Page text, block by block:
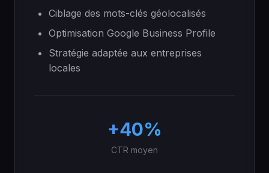
Ciblage des mots-clés géolocalisés
Optimisation Google Business Profile
Stratégie adaptée aux entreprises
locales
+40%
CTR moyen